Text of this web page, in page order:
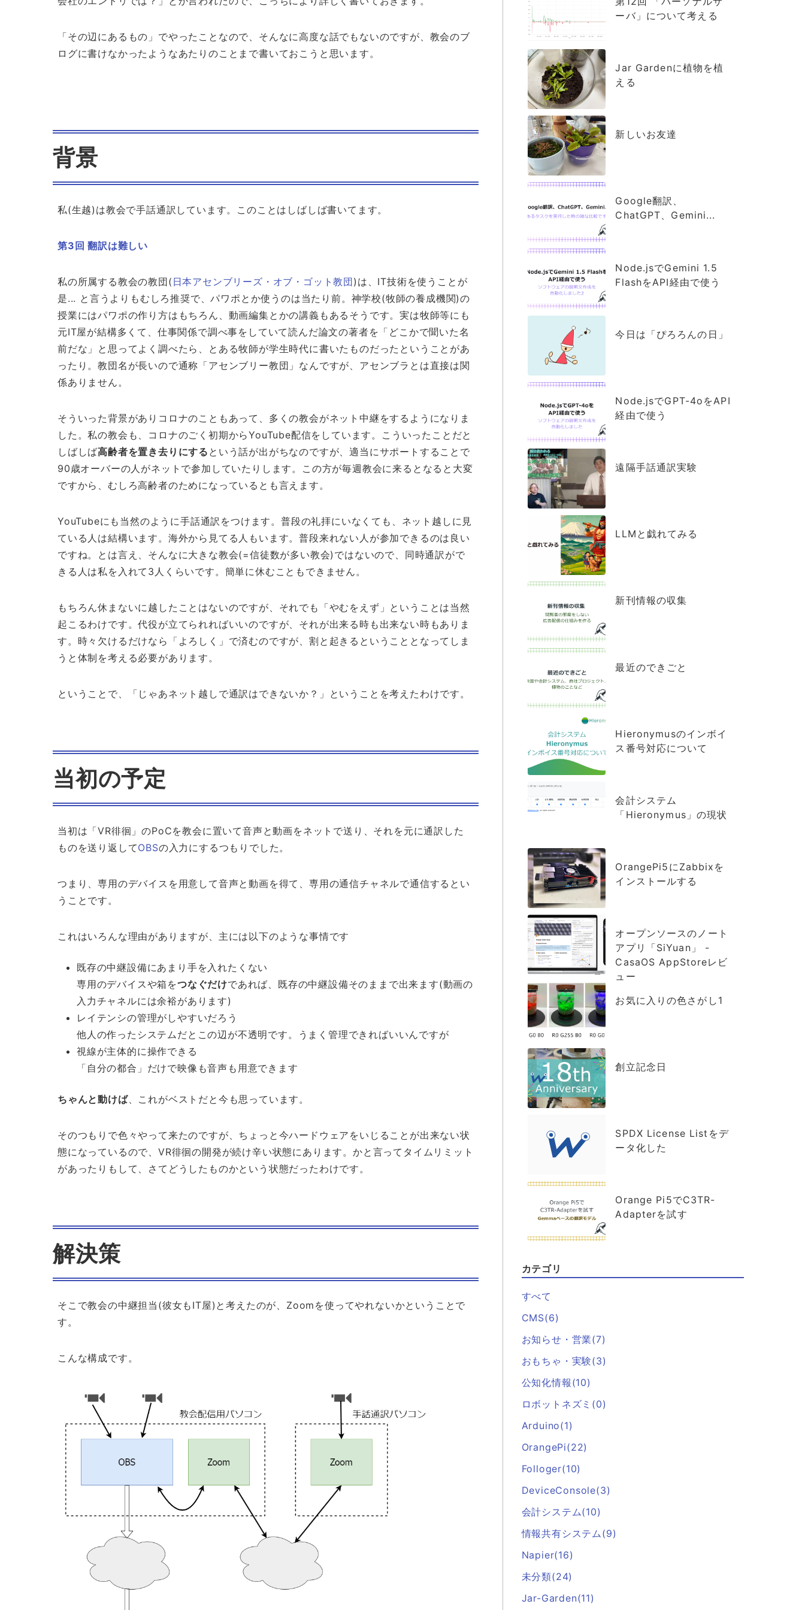
「その辺にあるもの」でやったことなので、そんなに高度な話でもないのですが、教会のブ
ログに書けなかったようなあたりのことまで書いておこうと思います。
背景
私(生越)は教会で手話通訳しています。このことはしばしば書いてます。
第3回 翻訳は難しい
私の所属する教会の教団( 日本アセンブリーズ・オブ・ゴット教団)は、IT技術を使うことが
是... と言うよりもむしろ推奨で、パワポとか使うのは当たり前。神学校(牧師の養成機関)の
授業にはパワポの作り方はもちろん、動画編集とかの講義もあるそうです。実は牧師等にも
元IT屋が結構多くて、仕事関係で調べ事をしていて読んだ論文の著者を「どこかで聞いた名
前だな」と思ってよく調べたら、とある牧師が学生時代に書いたものだったということがあ
ったり。教団名が長いので通称「アセンブリー教団」なんですが、アセンブラとは直接は関
係ありません。
そういった背景がありコロナのこともあって、多くの教会がネット中継をするようになりま
した。私の教会も、コロナのごく初期からYouTube配信をしています。こういったことだと
しばしば高齢者を置き去りにする という話が出がちなのですが、適当にサポートすることで
90歳オーバーの人がネットで参加していたりします。この方が毎週教会に来るとなると大変
ですから、むしろ高齢者のためになっているとも言えます。
YouTubeにも当然のように手話通訳をつけます。普段の礼拝にいなくても、ネット越しに見
ている人は結構います。海外から見てる人もいます。普段来れない人が参加できるのは良い
ですね。とは言え、そんなに大きな教会(=信徒数が多い教会)ではないので、同時通訳がで
きる人は私を入れて3人くらいです。簡単に休むこともできません。
もちろん休まないに越したことはないのですが、それでも「やむをえず」ということは当然
起こるわけです。代役が立てられればいいのですが、それが出来る時も出来ない時もありま
す。時々欠けるだけなら「よろしく」で済むのですが、割と起きるということとなってしま
うと体制を考える必要があります。
ということで、「じゃあネット越しで通訳はできないか？」ということを考えたわけです。
当初の予定
当初は「VR徘徊」のPoCを教会に置いて音声と動画をネットで送り、それを元に通訳した
ものを送り返してOBSの入力にするつもりでした。
つまり、専用のデバイスを用意して音声と動画を得て、専用の通信チャネルで通信するとい
うことです。
これはいろんな理由がありますが、主には以下のような事情です
既存の中継設備にあまり手を入れたくない
専用のデバイスや箱をつなぐだけであれば、既存の中継設備そのままで出来ます(動画の
入力チャネルには余裕があります)
レイテンシの管理がしやすいだろう
他人の作ったシステムだとこの辺が不透明です。うまく管理できればいいんですが
視線が主体的に操作できる
「自分の都合」だけで映像も音声も用意できます
ちゃんと動けば、これがベストだと今も思っています。
そのつもりで色々やって来たのですが、ちょっと今ハードウェアをいじることが出来ない状
態になっているので、VR徘徊の開発が続け辛い状態にあります。かと言ってタイムリミット
があったりもして、さてどうしたものかという状態だったわけです。
解決策
そこで教会の中継担当(彼女もIT屋)と考えたのが、Zoomを使ってやれないかということで
す。
こんな構成です。
ーバ」について考える
Jar Gardenに植物を植
える
新しいお友達
Google翻訳、
ChatGPT、Gemini...
Node.jsでGemini 1.5
FlashをAPI経由で使う
今日は「ぴろろんの日」
Node.jsでGPT-4oをAPI
経由で使う
遠隔手話通訳実験
LLMと戯れてみる
新刊情報の収集
最近のできごと
Hieronymusのインボイ
ス番号対応について
会計システム
「Hieronymus」の現状
OrangePi5にZabbixを
インストールする
オープンソースのノート
アプリ「SiYuan」 -
CasaOS AppStoreレビ
ュー
お気に入りの色さがし1
創立記念日
SPDX License Listをデ
ータ化した
Orange Pi5でC3TR-
Adapterを試す
カテゴリ
すべて
CMS(6)
お知らせ・営業(7)
おもちゃ・実験(3)
公知化情報(10)
ロボットネズミ(0)
Arduino(1)
OrangePi(22)
Folloger(10)
DeviceConsole(3)
会計システム(10)
情報共有システム(9)
Napier(16)
未分類(24)
Jar-Garden(11)